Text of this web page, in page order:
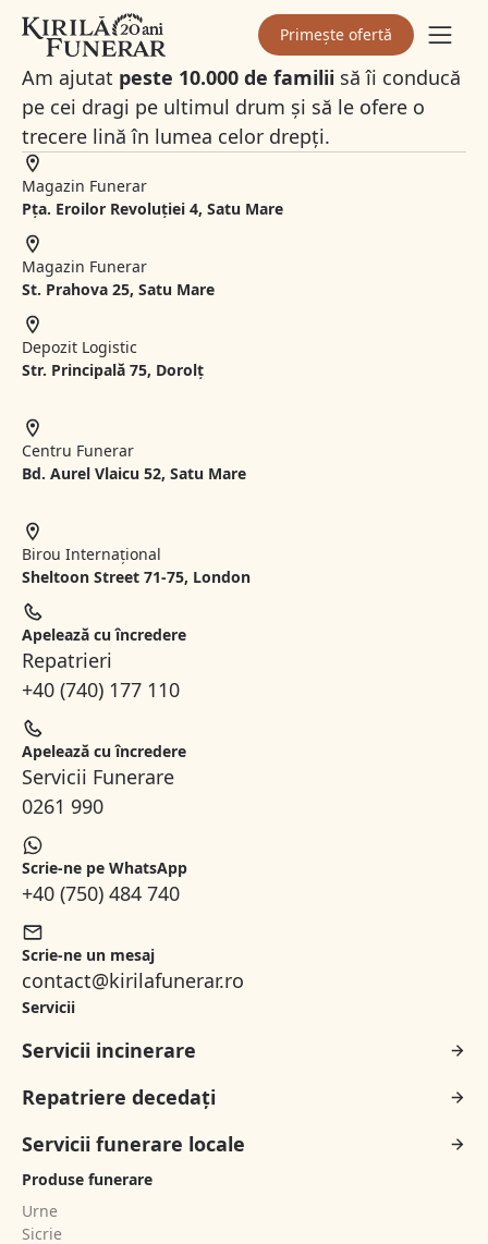
Primește ofertă
Am ajutat peste 10.000 de familii să îi conducă
pe cei dragi pe ultimul drum și să le ofere o
trecere lină în lumea celor drepți.
Magazin Funerar
Pța. Eroilor Revoluției 4, Satu Mare
Magazin Funerar
St. Prahova 25, Satu Mare
Depozit Logistic
Str. Principală 75, Dorolț
Centru Funerar
Bd. Aurel Vlaicu 52, Satu Mare
Birou Internațional
Sheltoon Street 71-75, London
Apelează cu încredere
Repatrieri
+40 (740) 177 110
Apelează cu încredere
Servicii Funerare
0261 990
Scrie-ne pe WhatsApp
+40 (750) 484 740
Scrie-ne un mesaj
contact@kirilafunerar.ro
Servicii
Servicii incinerare
Repatriere decedați
Servicii funerare locale
Produse funerare
Urne
Sicrie